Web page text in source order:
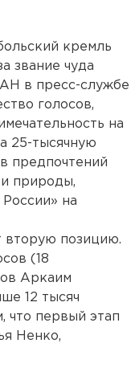
кремль
звание чуда
в пресс-службе
голосов,
на
25-тысячную
предпочтений
природы,
на
вторую позицию.
(18
Аркаим
12 тысяч
что первый этап
Ненко,